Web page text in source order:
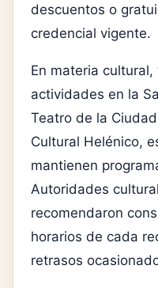
descuentos o
credencial vigente.
En materia
actividades en la
Teatro de la
Cultural Helénico,
mantienen
Autoridades
recomendaron
horarios de cada
retrasos